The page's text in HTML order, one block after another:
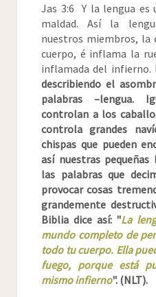
Jas 3:6 Y la lengua es
maldad. Así la
nuestros miembros,
cuerpo, é inflama la
inflamada del infierno.
describiendo el
palabras –lengua.
controlan a los
controla grandes
chispas que pueden
así nuestras
las palabras que
provocar cosas
grandemente
Biblia dice así: "La
mundo completo de
todo tu cuerpo. Ella
fuego, porque está
mismo infierno". (NLT).